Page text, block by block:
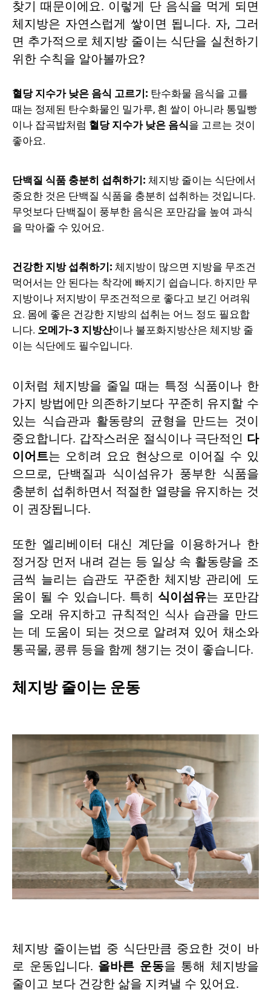
찾기 때문이에요. 이렇게 단 음식을 먹게 되면
체지방은 자연스럽게 쌓이면 됩니다. 자, 그러
면 추가적으로 체지방 줄이는 식단을 실천하기
위한 수칙을 알아볼까요?
혈당 지수가 낮은 음식 고르기: 탄수화물 음식을 고를
때는 정제된 탄수화물인 밀가루, 흰 쌀이 아니라 통밀빵
이나 잡곡밥처럼 혈당 지수가 낮은 음식을 고르는 것이
좋아요.
단백질 식품 충분히 섭취하기: 체지방 줄이는 식단에서
중요한 것은 단백질 식품을 충분히 섭취하는 것입니다.
무엇보다 단백질이 풍부한 음식은 포만감을 높여 과식
을 막아줄 수 있어요.
건강한 지방 섭취하기: 체지방이 많으면 지방을 무조건
먹어서는 안 된다는 착각에 빠지기 쉽습니다. 하지만 무
지방이나 저지방이 무조건적으로 좋다고 보긴 어려워
요. 몸에 좋은 건강한 지방의 섭취는 어느 정도 필요합
니다. 오메가-3 지방산이나 불포화지방산은 체지방 줄
이는 식단에도 필수입니다.
이처럼 체지방을 줄일 때는 특정 식품이나 한
가지 방법에만 의존하기보다 꾸준히 유지할 수
있는 식습관과 활동량의 균형을 만드는 것이
중요합니다. 갑작스러운 절식이나 극단적인 다
이어트는 오히려 요요 현상으로 이어질 수 있
으므로, 단백질과 식이섬유가 풍부한 식품을
충분히 섭취하면서 적절한 열량을 유지하는 것
이 권장됩니다.
또한 엘리베이터 대신 계단을 이용하거나 한
정거장 먼저 내려 걷는 등 일상 속 활동량을 조
금씩 늘리는 습관도 꾸준한 체지방 관리에 도
움이 될 수 있습니다. 특히 식이섬유는 포만감
을 오래 유지하고 규칙적인 식사 습관을 만드
는 데 도움이 되는 것으로 알려져 있어 채소와
통곡물, 콩류 등을 함께 챙기는 것이 좋습니다.
체지방 줄이는 운동
체지방 줄이는법 중 식단만큼 중요한 것이 바
로 운동입니다. 올바른 운동을 통해 체지방을
줄이고 보다 건강한 삶을 지켜낼 수 있어요.